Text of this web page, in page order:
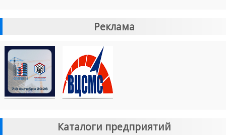
Реклама
Каталоги предприятий